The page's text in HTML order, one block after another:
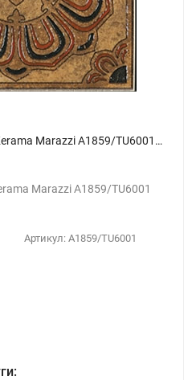
Плитка Вставка Декор Kerama Marazzi A1859/TU6001 Сен-Дени 14,5х14,5
Marazzi A1859/TU6001
Артикул: A1859/TU6001